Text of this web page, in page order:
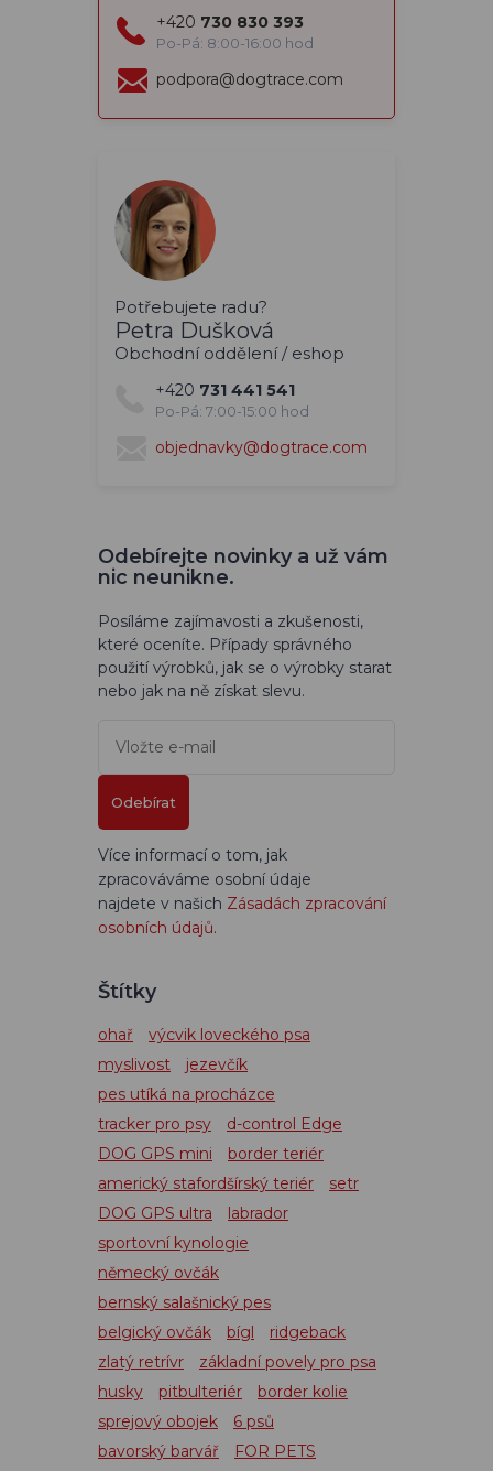
+420 730 830 393
Po-Pá: 8:00-16:00 hod
podpora@dogtrace.com
Potřebujete radu?
Petra Dušková
Obchodní oddělení / eshop
+420 731 441 541
Po-Pá: 7:00-15:00 hod
objednavky@dogtrace.com
Odebírejte novinky a už vám
nic neunikne.
Posíláme zajímavosti a zkušenosti,
které oceníte. Případy správného
použití výrobků, jak se o výrobky starat
nebo jak na ně získat slevu.
Odebírat
Více informací o tom, jak
zpracováváme osobní údaje
najdete v našich Zásadách zpracování
osobních údajů.
Štítky
ohař
výcvik loveckého psa
myslivost
jezevčík
pes utíká na procházce
tracker pro psy
d-control Edge
DOG GPS mini
border teriér
americký stafordšírský teriér
setr
DOG GPS ultra
labrador
sportovní kynologie
německý ovčák
bernský salašnický pes
belgický ovčák
bígl
ridgeback
zlatý retrívr
základní povely pro psa
husky
pitbulteriér
border kolie
sprejový obojek
6 psů
bavorský barvář
FOR PETS